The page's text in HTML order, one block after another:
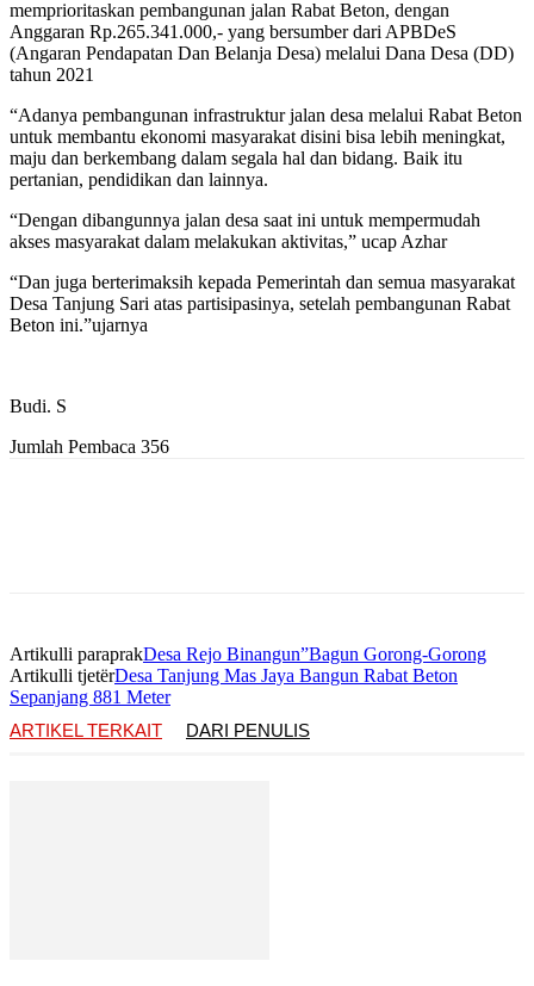
memprioritaskan pembangunan jalan Rabat Beton, dengan
Anggaran Rp.265.341.000,- yang bersumber dari APBDeS
(Angaran Pendapatan Dan Belanja Desa) melalui Dana Desa (DD)
tahun 2021
“Adanya pembangunan infrastruktur jalan desa melalui Rabat Beton
untuk membantu ekonomi masyarakat disini bisa lebih meningkat,
maju dan berkembang dalam segala hal dan bidang. Baik itu
pertanian, pendidikan dan lainnya.
“Dengan dibangunnya jalan desa saat ini untuk mempermudah
akses masyarakat dalam melakukan aktivitas,” ucap Azhar
“Dan juga berterimaksih kepada Pemerintah dan semua masyarakat
Desa Tanjung Sari atas partisipasinya, setelah pembangunan Rabat
Beton ini.”ujarnya
Budi. S
Jumlah Pembaca 356
Artikulli paraprakDesa Rejo Binangun”Bagun Gorong-Gorong
Artikulli tjetërDesa Tanjung Mas Jaya Bangun Rabat Beton
Sepanjang 881 Meter
ARTIKEL TERKAIT
DARI PENULIS